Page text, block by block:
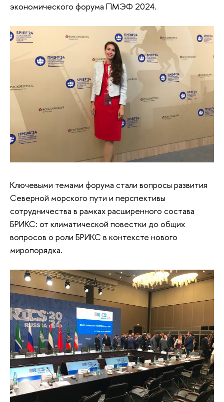
экономического форума ПМЭФ 2024.
Ключевыми темами форума стали вопросы развития
Северной морского пути и перспективы
сотрудничества в рамках расширенного состава
БРИКС: от климатической повестки до общих
вопросов о роли БРИКС в контексте нового
миропорядка.